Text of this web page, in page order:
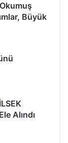
Büyük
Alındı